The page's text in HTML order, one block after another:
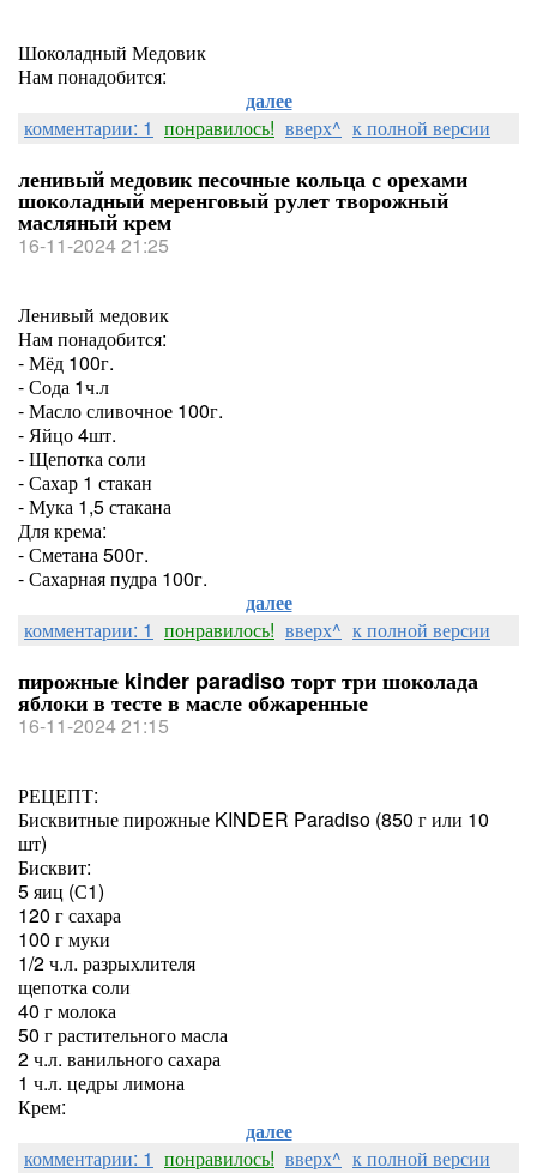
Шоколадный Медовик
Нам понадобится:
далее
комментарии: 1 понравилось! вверх^ к полной версии
ленивый медовик песочные кольца с орехами
шоколадный меренговый рулет творожный
масляный крем
16-11-2024 21:25
Ленивый медовик
Нам понадобится:
- Мёд 100г.
- Сода 1ч.л
- Масло сливочное 100г.
- Яйцо 4шт.
- Щепотка соли
- Сахар 1 стакан
- Мука 1,5 стакана
Для крема:
- Сметана 500г.
- Сахарная пудра 100г.
далее
комментарии: 1 понравилось! вверх^ к полной версии
пирожные kinder paradiso торт три шоколада
яблоки в тесте в масле обжаренные
16-11-2024 21:15
РЕЦЕПТ:
Бисквитные пирожные KINDER Paradiso (850 г или 10
шт)
Бисквит:
5 яиц (С1)
120 г сахара
100 г муки
1/2 ч.л. разрыхлителя
щепотка соли
40 г молока
50 г растительного масла
2 ч.л. ванильного сахара
1 ч.л. цедры лимона
Крем:
далее
комментарии: 1 понравилось! вверх^ к полной версии